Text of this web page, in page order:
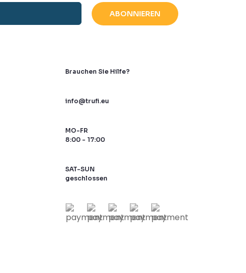
Brauchen Sie Hilfe?
info@trufi.eu
MO-FR
8:00 - 17:00
SAT-SUN
geschlossen